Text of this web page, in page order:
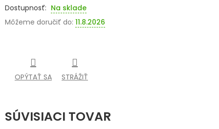
cena:
Na sklade
Môžeme doručiť do: 11.8.2026
OPÝTAŤ SA STRÁŽIŤ
SÚVISIACI TOVAR